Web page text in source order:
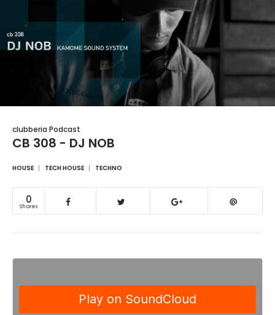
clubberia Podcast
CB 308 - DJ NOB
HOUSE TECH HOUSE TECHNO
0
Shares